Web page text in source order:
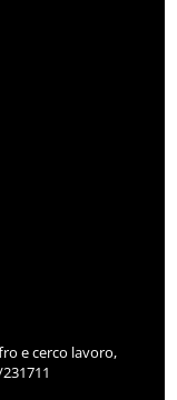
e cerco lavoro,